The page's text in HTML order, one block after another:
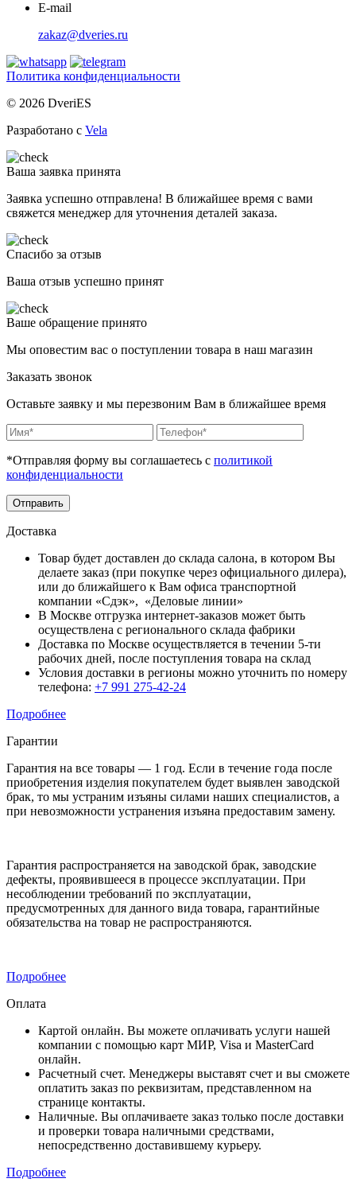
E-mail
zakaz@dveries.ru
Политика конфиденциальности
© 2026 DveriES
Разработано с Vela
Ваша заявка принята
Заявка успешно отправлена! В ближайшее время с вами
свяжется менеджер для уточнения деталей заказа.
Спасибо за отзыв
Ваша отзыв успешно принят
Ваше обращение принято
Мы оповестим вас о поступлении товара в наш магазин
Заказать звонок
Оставьте заявку и мы перезвоним Вам в ближайшее время
*Отправляя форму вы соглашаетесь с политикой
конфиденциальности
Отправить
Доставка
Товар будет доставлен до склада салона, в котором Вы
делаете заказ (при покупке через официального дилера),
или до ближайшего к Вам офиса транспортной
компании «Сдэк», «Деловые линии»
В Москве отгрузка интернет-заказов может быть
осуществлена с регионального склада фабрики
Доставка по Москве осуществляется в течении 5-ти
рабочих дней, после поступления товара на склад
Условия доставки в регионы можно уточнить по номеру
телефона: +7 991 275-42-24
Подробнее
Гарантии
Гарантия на все товары — 1 год. Если в течение года после
приобретения изделия покупателем будет выявлен заводской
брак, то мы устраним изъяны силами наших специалистов, а
при невозможности устранения изъяна предоставим замену.
Гарантия распространяется на заводской брак, заводские
дефекты, проявившееся в процессе эксплуатации. При
несоблюдении требований по эксплуатации,
предусмотренных для данного вида товара, гарантийные
обязательства на товар не распространяются.
Подробнее
Оплата
Картой онлайн. Вы можете оплачивать услуги нашей
компании с помощью карт МИР, Visa и MasterCard
онлайн.
Расчетный счет. Менеджеры выставят счет и вы сможете
оплатить заказ по реквизитам, представленном на
странице контакты.
Наличные. Вы оплачиваете заказ только после доставки
и проверки товара наличными средствами,
непосредственно доставившему курьеру.
Подробнее